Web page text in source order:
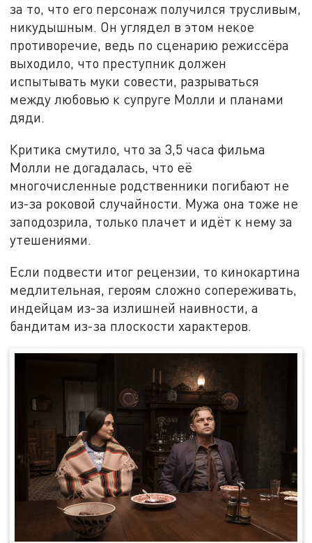
за то, что его персонаж получился трусливым,
никудышным. Он углядел в этом некое
противоречие, ведь по сценарию режиссёра
выходило, что преступник должен
испытывать муки совести, разрываться
между любовью к супруге Молли и планами
дяди.
Критика смутило, что за 3,5 часа фильма
Молли не догадалась, что её
многочисленные родственники погибают не
из-за роковой случайности. Мужа она тоже не
заподозрила, только плачет и идёт к нему за
утешениями.
Если подвести итог рецензии, то кинокартина
медлительная, героям сложно сопереживать,
индейцам из-за излишней наивности, а
бандитам из-за плоскости характеров.